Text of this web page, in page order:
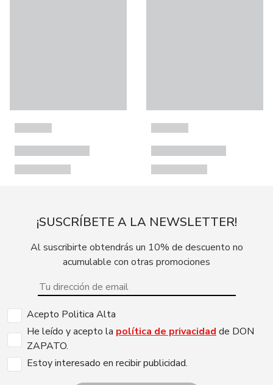
¡SUSCRÍBETE A LA NEWSLETTER!
Al suscribirte obtendrás un 10% de descuento no
acumulable con otras promociones
Acepto Politica Alta
He leído y acepto la política de privacidad de DON
ZAPATO.
Estoy interesado en recibir publicidad.